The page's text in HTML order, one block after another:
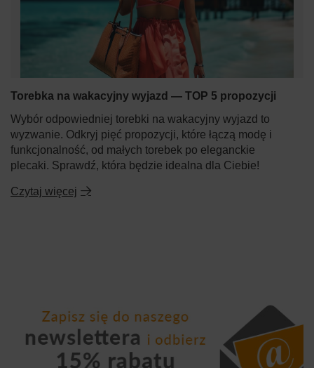
Torebka na wakacyjny wyjazd — TOP 5 propozycji
Wybór odpowiedniej torebki na wakacyjny wyjazd to
wyzwanie. Odkryj pięć propozycji, które łączą modę i
funkcjonalność, od małych torebek po eleganckie
plecaki. Sprawdź, która będzie idealna dla Ciebie!
Czytaj więcej